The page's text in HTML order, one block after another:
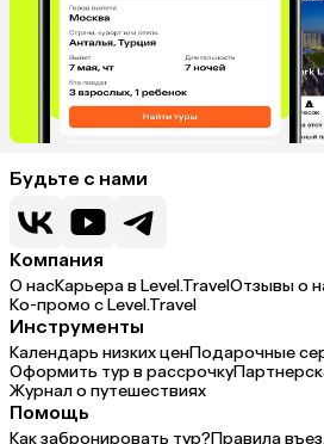
Будьте с нами
Компания
О насКарьера в Level.TravelОтзывы о
Ко-промо с Level.Travel
Инструменты
Календарь низких ценПодарочные
Оформить тур в рассрочку
Журнал о путешествиях
Помощь
Как забронировать тур?Правила